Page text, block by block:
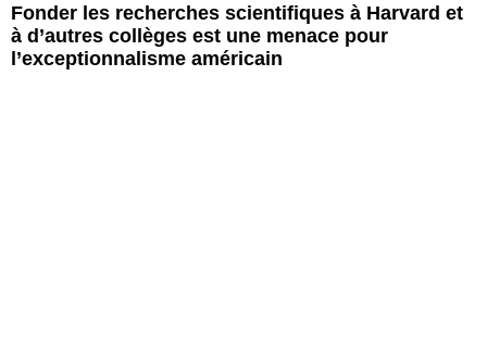
Fonder les recherches scientifiques à Harvard et
à d’autres collèges est une menace pour
l’exceptionnalisme américain